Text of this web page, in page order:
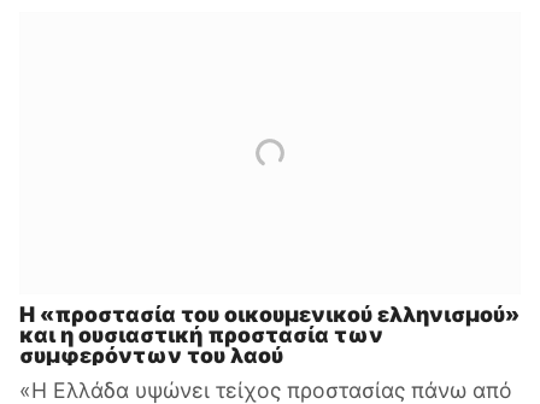
Η «προστασία του οικουμενικού ελληνισμού»
και η ουσιαστική προστασία των
συμφερόντων του λαού
«Η Ελλάδα υψώνει τείχος προστασίας πάνω από